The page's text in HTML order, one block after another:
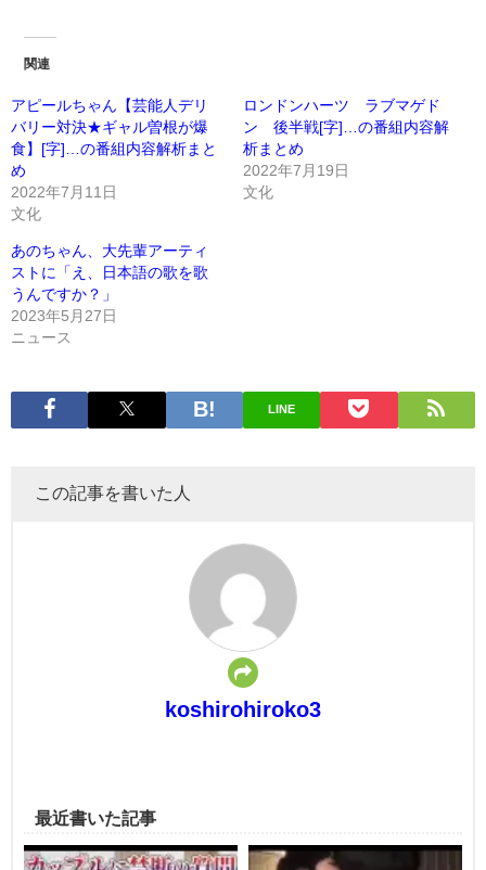
関連
アピールちゃん【芸能人デリ
バリー対決★ギャル曽根が爆
食】[字]…の番組内容解析まと
め
2022年7月11日
文化
ロンドンハーツ ラブマゲド
ン 後半戦[字]…の番組内容解
析まとめ
2022年7月19日
文化
あのちゃん、大先輩アーティ
ストに「え、日本語の歌を歌
うんですか？」
2023年5月27日
ニュース
LINE
この記事を書いた人
koshirohiroko3
最近書いた記事